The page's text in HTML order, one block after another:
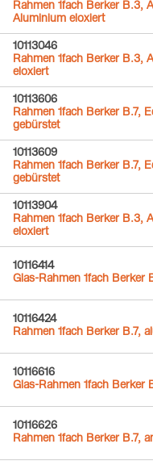
Rahmen 1fach Berker B.3,
Aluminium eloxiert
10113046
Rahmen 1fach Berker B.3,
eloxiert
10113606
Rahmen 1fach Berker B.7,
gebürstet
10113609
Rahmen 1fach Berker B.7,
gebürstet
10113904
Rahmen 1fach Berker B.3,
eloxiert
10116414
Glas-Rahmen 1fach Berker
10116424
Rahmen 1fach Berker B.7,
10116616
Glas-Rahmen 1fach Berker
10116626
Rahmen 1fach Berker B.7,